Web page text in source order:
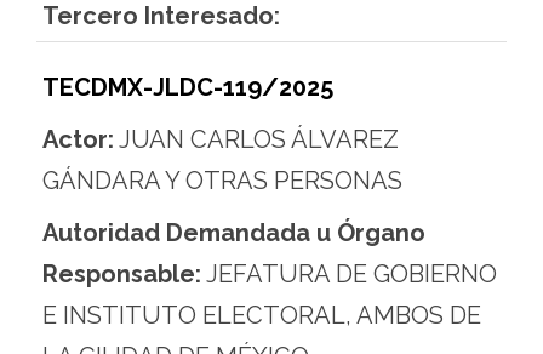
Tercero Interesado:
TECDMX-JLDC-119/2025
Actor: JUAN CARLOS ÁLVAREZ
GÁNDARA Y OTRAS PERSONAS
Autoridad Demandada u Órgano
Responsable: JEFATURA DE GOBIERNO
E INSTITUTO ELECTORAL, AMBOS DE